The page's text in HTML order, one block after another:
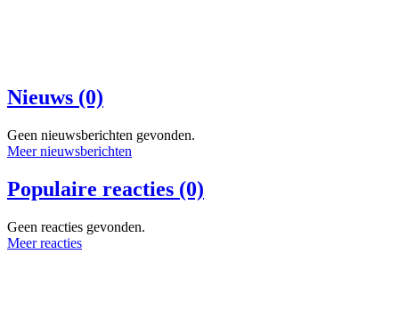
Nieuws (0)
Geen nieuwsberichten gevonden.
Meer nieuwsberichten
Populaire reacties (0)
Geen reacties gevonden.
Meer reacties